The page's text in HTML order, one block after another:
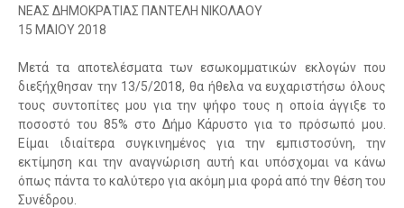
ΝΕΑΣ ΔΗΜΟΚΡΑΤΙΑΣ ΠΑΝΤΕΛΗ ΝΙΚΟΛΑΟΥ
15 ΜΑΙΟΥ 2018
Μετά τα αποτελέσματα των εσωκομματικών εκλογών που
διεξήχθησαν την 13/5/2018, θα ήθελα να ευχαριστήσω όλους
τους συντοπίτες μου για την ψήφο τους η οποία άγγιξε το
ποσοστό του 85% στο Δήμο Κάρυστο για το πρόσωπό μου.
Είμαι ιδιαίτερα συγκινημένος για την εμπιστοσύνη, την
εκτίμηση και την αναγνώριση αυτή και υπόσχομαι να κάνω
όπως πάντα το καλύτερο για ακόμη μια φορά από την θέση του
Συνέδρου.